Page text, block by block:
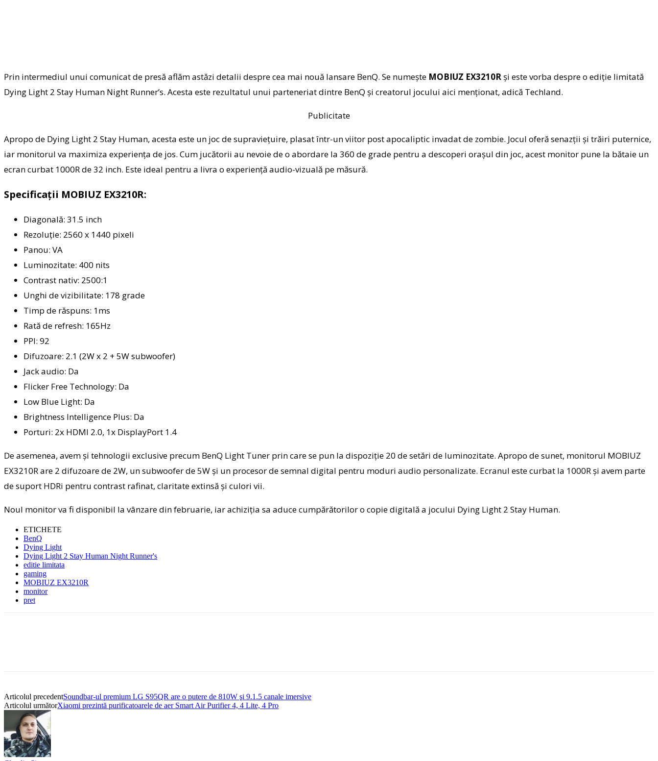
Prin intermediul unui comunicat de presă aflăm astăzi detalii despre cea mai nouă lansare BenQ. Se numește MOBIUZ EX3210R și este vorba despre o ediție limitată
Dying Light 2 Stay Human Night Runner’s. Acesta este rezultatul unui parteneriat dintre BenQ și creatorul jocului aici menționat, adică Techland.
Publicitate
Apropo de Dying Light 2 Stay Human, acesta este un joc de supraviețuire, plasat într-un viitor post apocaliptic invadat de zombie. Jocul oferă senazții și trăiri puternice,
iar monitorul va maximiza experiența de jos. Cum jucătorii au nevoie de o abordare la 360 de grade pentru a descoperi orașul din joc, acest monitor pune la bătaie un
ecran curbat 1000R de 32 inch. Este ideal pentru a livra o experiență audio-vizuală pe măsură.
Specificații MOBIUZ EX3210R:
Diagonală: 31.5 inch
Rezoluție: 2560 x 1440 pixeli
Panou: VA
Luminozitate: 400 nits
Contrast nativ: 2500:1
Unghi de vizibilitate: 178 grade
Timp de răspuns: 1ms
Rată de refresh: 165Hz
PPI: 92
Difuzoare: 2.1 (2W x 2 + 5W subwoofer)
Jack audio: Da
Flicker Free Technology: Da
Low Blue Light: Da
Brightness Intelligence Plus: Da
Porturi: 2x HDMI 2.0, 1x DisplayPort 1.4
De asemenea, avem și tehnologii exclusive precum BenQ Light Tuner prin care se pun la dispoziție 20 de setări de luminozitate. Apropo de sunet, monitorul MOBIUZ
EX3210R are 2 difuzoare de 2W, un subwoofer de 5W și un procesor de semnal digital pentru moduri audio personalizate. Ecranul este curbat la 1000R și avem parte
de suport HDRi pentru contrast rafinat, claritate extinsă și culori vii.
Noul monitor va fi disponibil la vânzare din februarie, iar achiziția sa aduce cumpărătorilor o copie digitală a jocului Dying Light 2 Stay Human.
ETICHETE
BenQ
Dying Light
Dying Light 2 Stay Human Night Runner's
editie limitata
gaming
MOBIUZ EX3210R
monitor
pret
Articolul precedentSoundbar-ul premium LG S95QR are o putere de 810W şi 9.1.5 canale imersive
Articolul următorXiaomi prezintă purificatoarele de aer Smart Air Purifier 4, 4 Lite, 4 Pro